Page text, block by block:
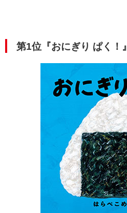
第1位『おにぎり ぱく！』